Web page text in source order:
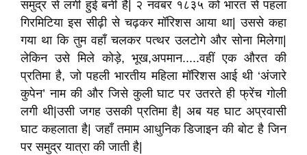
समुद्र से लगी हुई बनी है| २ नवंबर १८३५ को भारत से पहला
गिरमिटिया इस सीढ़ी से चढ़कर मॉरिशस आया था| उससे कहा
गया था कि तुम वहाँ चलकर पत्थर उलटोगे और सोना मिलेगा|
लेकिन उसे मिले कोड़े, भूख,अपमान.....वहीं एक औरत की
प्रतिमा है, जो पहली भारतीय महिला मॉरिशस आई थी ‘अंजारे
कुपेन’ नाम की और जिसे कुली घाट पर उतरते ही फ्रेंच गोली
लगी थी|उसी जगह उसकी प्रतिमा है| अब यह घाट अप्रवासी
घाट कहलाता है| जहाँ तमाम आधुनिक डिजाइन की बोट है जिन
पर समुद्र यात्रा की जाती है|